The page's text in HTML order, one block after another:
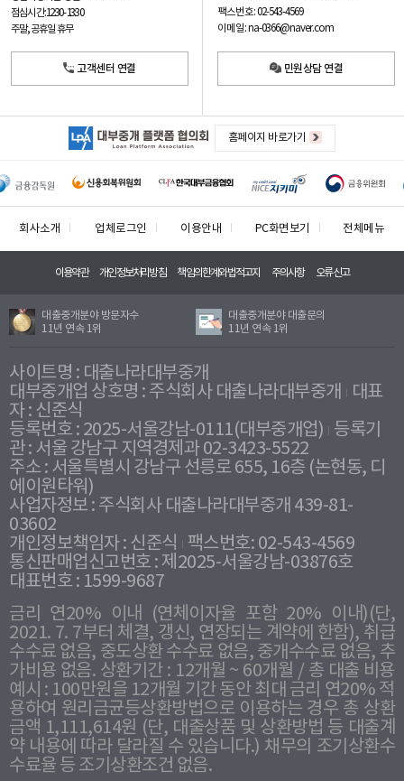
점심시간: 12:30 - 13:30
주말, 공휴일 휴무
고객센터 연결
팩스번호: 02-543-4569
이메일: na-0366@naver.com
민원상담 연결
홈페이지 바로가기
회사소개 업체로그인 이용안내 PC화면보기 전체메뉴
이용약관 개인정보처리방침 책임의한계와법적고지 주의사항 오류신고
대출중개분야 방문자수
11년 연속 1위
대출중개분야 대출문의
11년 연속 1위
사이트명 : 대출나라대부중개
대부중개업 상호명 : 주식회사 대출나라대부중개
대표
자 : 신준식
등록번호 : 2025-서울강남-0111(대부중개업) 등록기
관 : 서울 강남구 지역경제과 02-3423-5522
주소 : 서울특별시 강남구 선릉로 655, 16층 (논현동, 디
에이원타워)
사업자정보 : 주식회사 대출나라대부중개 439-81-
03602
개인정보책임자 : 신준식
팩스번호: 02-543-4569
통신판매업신고번호 : 제2025-서울강남-03876호
대표번호 : 1599-9687
금리 연20% 이내 (연체이자율 포함 20% 이내)(단,
2021. 7. 7부터 체결, 갱신, 연장되는 계약에 한함), 취급
수수료 없음, 중도상환 수수료 없음, 중개수수료 없음, 추
가비용 없음. 상환기간 : 12개월 ~ 60개월 / 총 대출 비용
예시 : 100만원을 12개월 기간 동안 최대 금리 연20% 적
용하여 원리금균등상환방법으로 이용하는 경우 총 상환
금액 1,111,614원 (단, 대출상품 및 상환방법 등 대출계
약 내용에 따라 달라질 수 있습니다.) 채무의 조기상환수
수료율 등 조기상환조건 없음.